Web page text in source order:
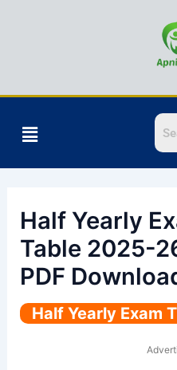
Menu
Half Yearly
Table 2025-
PDF
Half Yearly Exam